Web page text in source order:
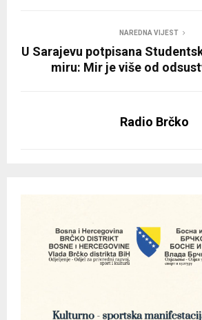
NAREDNA VIJEST
U Sarajevu potpisana
miru: Mir je više od
Radio Brčko